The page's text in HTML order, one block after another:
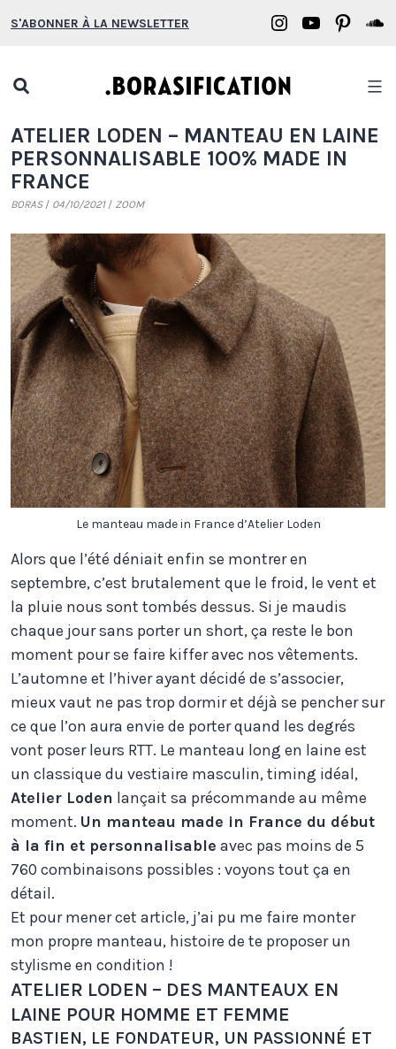
au
S'ABONNER À LA NEWSLETTER
Borasification
popup
ATELIER LODEN – MANTEAU EN LAINE
PERSONNALISABLE 100% MADE IN
FRANCE
BORAS 04/10/2021 ZOOM
Le manteau made in France d’Atelier Loden
Alors que l’été déniait enfin se montrer en
septembre, c’est brutalement que le froid, le vent et
la pluie nous sont tombés dessus. Si je maudis
chaque jour sans porter un short, ça reste le bon
moment pour se faire kiffer avec nos vêtements.
L’automne et l’hiver ayant décidé de s’associer,
mieux vaut ne pas trop dormir et déjà se pencher sur
ce que l’on aura envie de porter quand les degrés
vont poser leurs RTT. Le manteau long en laine est
un classique du vestiaire masculin, timing idéal,
Atelier Loden lançait sa précommande au même
moment. Un manteau made in France du début
à la fin et personnalisable avec pas moins de 5
760 combinaisons possibles : voyons tout ça en
détail.
Et pour mener cet article, j’ai pu me faire monter
mon propre manteau, histoire de te proposer un
stylisme en condition !
ATELIER LODEN – DES MANTEAUX EN
LAINE POUR HOMME ET FEMME
BASTIEN, LE FONDATEUR, UN PASSIONNÉ ET